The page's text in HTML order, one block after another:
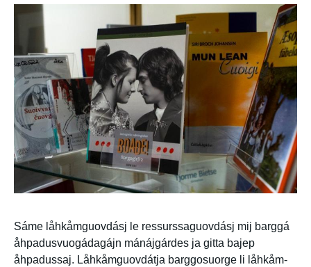
Sáme låhkåmguovdásj le ressurssaguovdásj mij barggá
åhpadusvuogádagájn mánájgárdes ja gitta bajep
åhpadussaj. Låhkåmguovdátja barggosuorge li låhkåm-